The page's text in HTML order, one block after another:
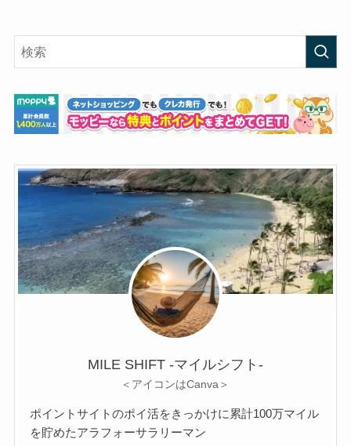
MILE SHIFT -マイルシフト‐
＜アイコンはCanva＞
ポイントサイトのポイ活をきっかけに累計100万マイル
を貯めたアラフォーサラリーマン